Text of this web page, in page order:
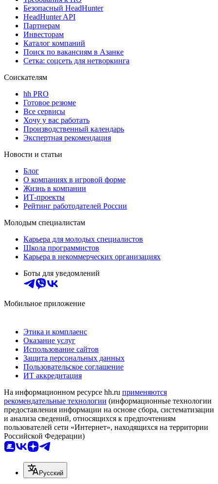
Безопасный HeadHunter
HeadHunter API
Партнерам
Инвесторам
Каталог компаний
Поиск по вакансиям в Азанке
Сетка: соцсеть для нетворкинга
Соискателям
hh PRO
Готовое резюме
Все сервисы
Хочу у вас работать
Производственный календарь
Экспертная рекомендация
Новости и статьи
Блог
О компаниях в игровой форме
Жизнь в компании
ИТ-проекты
Рейтинг работодателей России
Молодым специалистам
Карьера для молодых специалистов
Школа программистов
Карьера в некоммерческих организациях
Боты для уведомлений
Мобильное приложение
Этика и комплаенс
Оказание услуг
Использование сайтов
Защита персональных данных
Пользовательское соглашение
ИТ аккредитация
На информационном ресурсе hh.ru применяются
рекомендательные технологии (информационные технологии
предоставления информации на основе сбора, систематизации
и анализа сведений, относящихся к предпочтениям
пользователей сети «Интернет», находящихся на территории
Российской Федерации)
Русский